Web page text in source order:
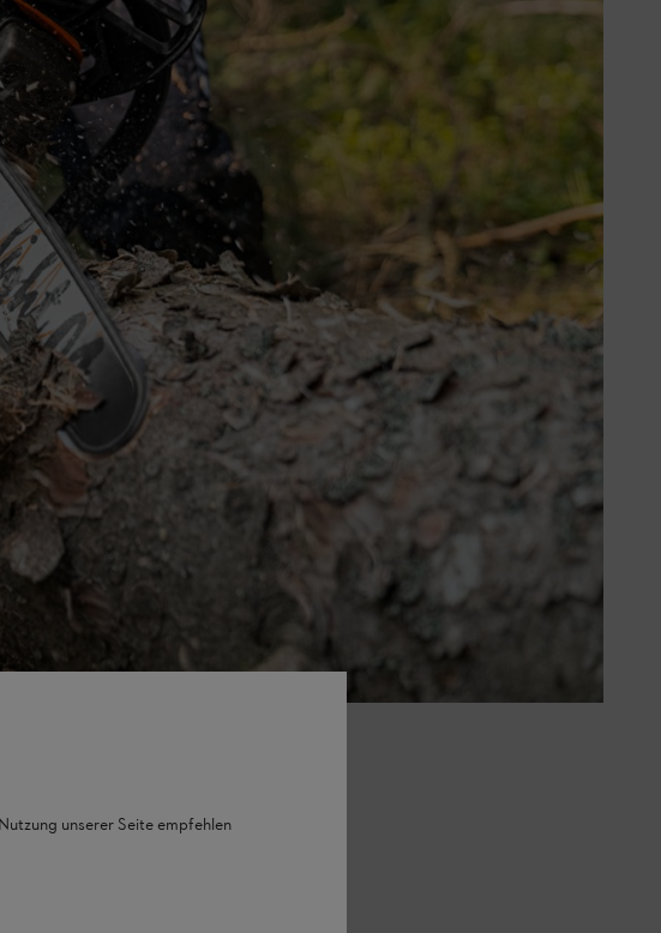
саду Ви повинні покладатися на потужний
високу продуктивність двигуна, значну
невеликою кількістю викидів і тому є
ЄС щодо вихлопних газів, Stage V . Цей
палива в двигунах STIHL 2-Mix.
звичайними двотактними двигунами без
що саме тут інноваційний двигун STIHL 2-
двигуні положення поршня визначає, коли
Відразу після процесу запалювання в
подушка. Продувка починається через долі
невеликій затримці поршень має
подалі від випускного каналу та
продуваються з агрегату. Таким чином,
системи.
unserer Seite empfehlen